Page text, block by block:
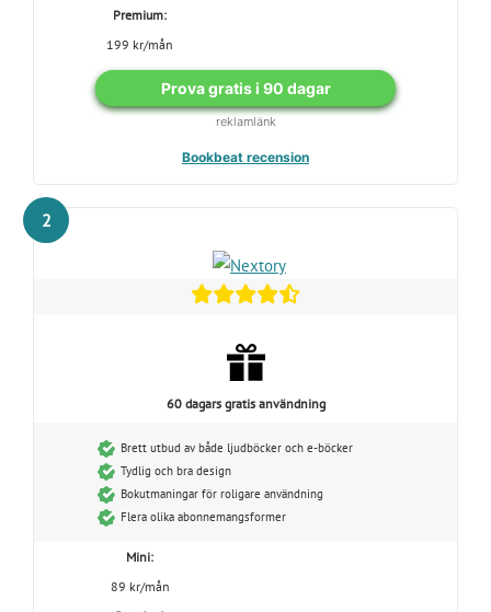
Premium:
199 kr/mån
Prova gratis i 90 dagar
reklamlänk
Bookbeat recension
2
60 dagars gratis användning
Brett utbud av både ljudböcker och e-böcker
Tydlig och bra design
Bokutmaningar för roligare användning
Flera olika abonnemangsformer
Mini:
89 kr/mån